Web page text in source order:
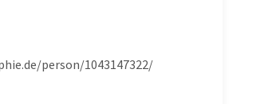
person/1043147322/